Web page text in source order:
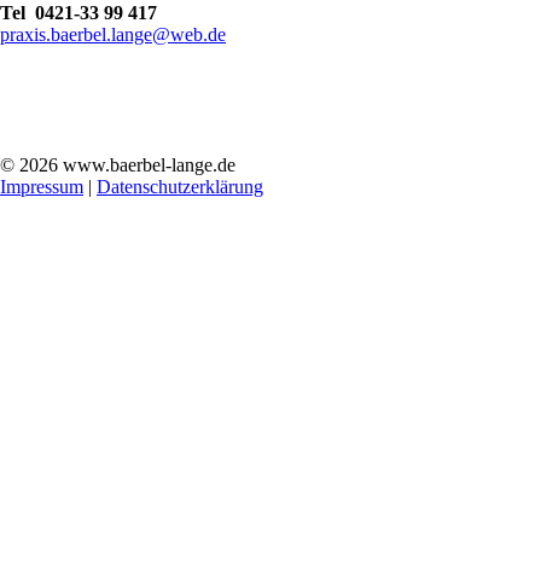
Tel 0421-33 99 417
praxis.baerbel.lange@web.de
© 2026 www.baerbel-lange.de
Impressum | Datenschutzerklärung